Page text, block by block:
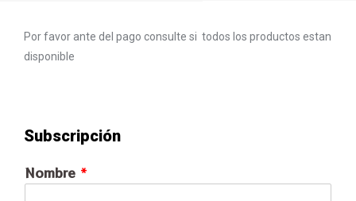
Por favor ante del pago consulte si todos los productos estan
disponible
Subscripción
Nombre *